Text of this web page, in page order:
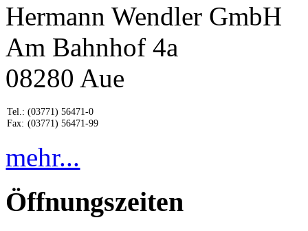
Hermann Wendler GmbH
Am Bahnhof 4a
08280 Aue
Tel.:
Fax:
(03771) 56471-0
(03771) 56471-99
mehr...
Öffnungszeiten